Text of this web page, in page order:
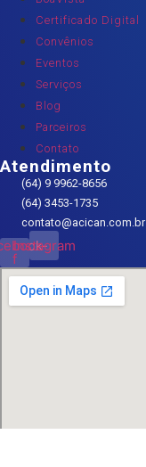
Certificado Digital
Convênios
Eventos
Serviços
Blog
Parceiros
Contato
Atendimento
(64) 9 9962-8656
(64) 3453-1735
contato@acican.com.br
f
Instagram